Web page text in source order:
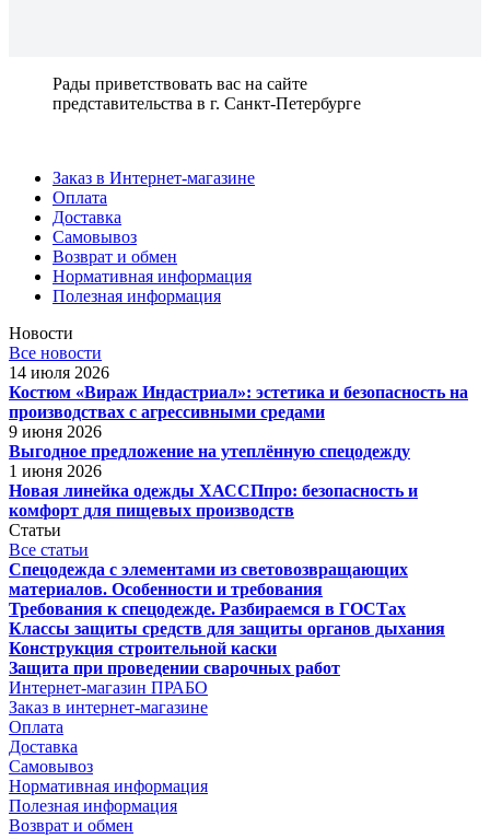
Рады приветствовать вас на сайте
представительства в г. Санкт-Петербурге
Заказ в Интернет-магазине
Оплата
Доставка
Самовывоз
Возврат и обмен
Нормативная информация
Полезная информация
Новости
Все новости
14 июля 2026
Костюм «Вираж Индастриал»: эстетика и безопасность на
производствах с агрессивными средами
9 июня 2026
Выгодное предложение на утеплённую спецодежду
1 июня 2026
Новая линейка одежды ХАССПпро: безопасность и
комфорт для пищевых производств
Статьи
Все статьи
Спецодежда с элементами из световозвращающих
материалов. Особенности и требования
Требования к спецодежде. Разбираемся в ГОСТах
Классы защиты средств для защиты органов дыхания
Конструкция строительной каски
Защита при проведении сварочных работ
Интернет-магазин ПРАБО
Заказ в интернет-магазине
Оплата
Доставка
Самовывоз
Нормативная информация
Полезная информация
Возврат и обмен